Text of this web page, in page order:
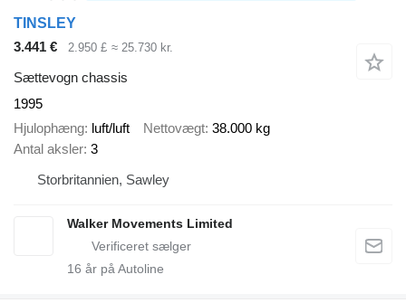
TINSLEY
3.441 €
2.950 £ ≈ 25.730 kr.
Sættevogn chassis
1995
Hjulophæng luft/luft Nettovægt 38.000 kg
Antal aksler 3
Storbritannien, Sawley
Walker Movements Limited
16 år på Autoline